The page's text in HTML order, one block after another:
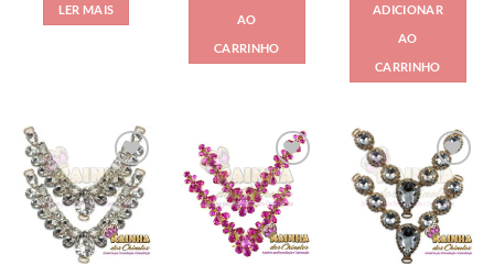
LER MAIS
AO
CARRINHO
ADICIONAR
AO
CARRINHO